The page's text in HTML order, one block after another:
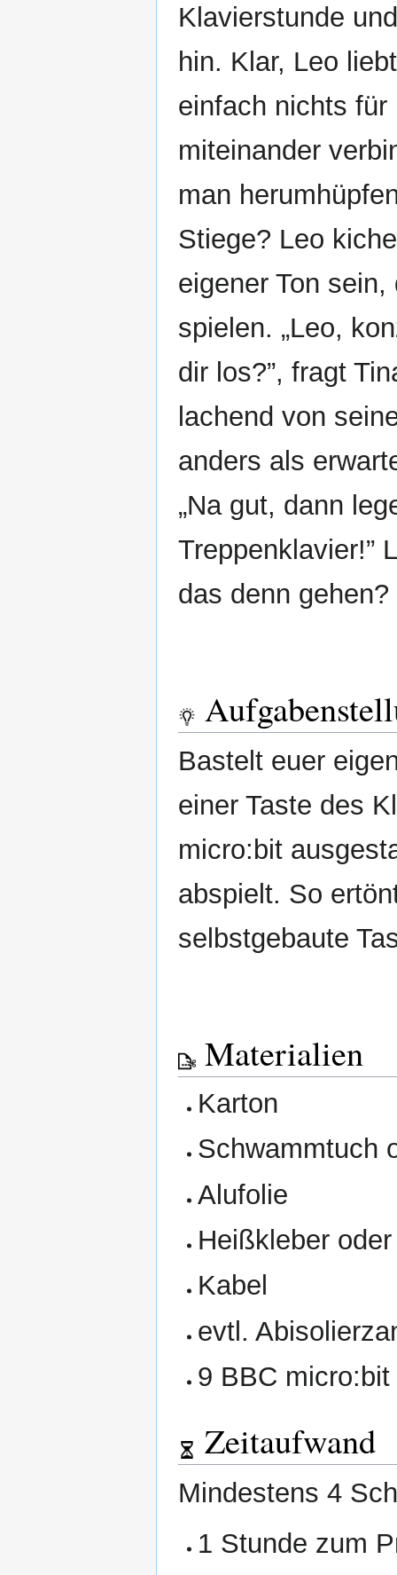
Klavierstunde
hin. Klar, Leo
einfach nichts
miteinander
man
Stiege? Leo
eigener Ton
spielen. „Leo,
dir los?”, fragt
lachend von
anders als
„Na gut, dann
Treppenklavier!”
das denn gehen?
Bastelt euer
einer Taste des
micro:bit
abspielt. So
selbstgebaute
Materialien
Karton
Schwammtuch
Alufolie
Heißkleber
Kabel
evtl.
9 BBC
Zeitaufwand
Mindestens 4
1 Stunde zum